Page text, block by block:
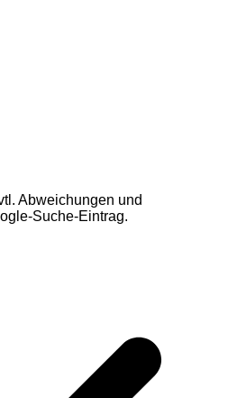
Abweichungen und
Suche-Eintrag.